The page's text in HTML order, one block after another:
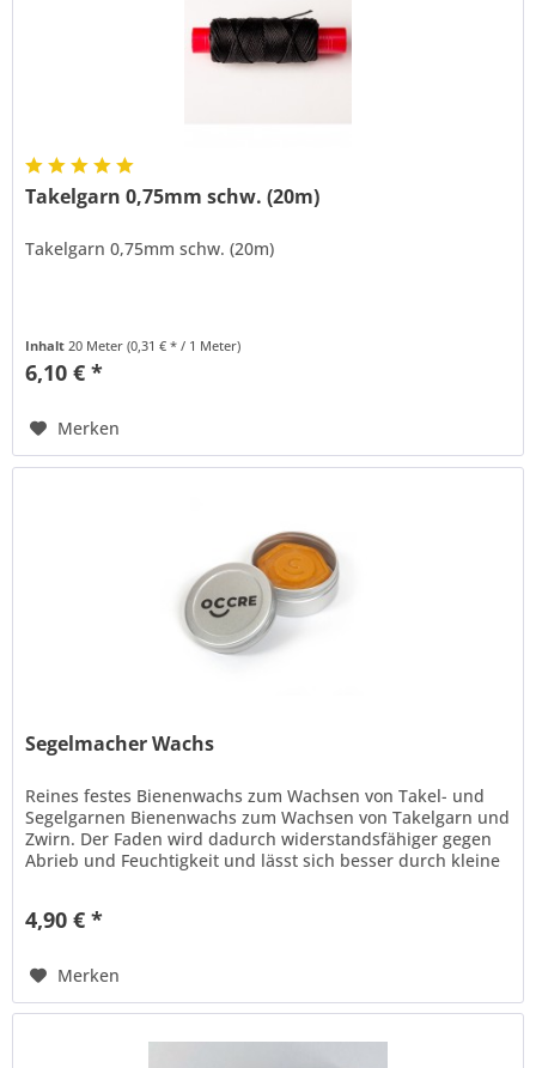
Takelgarn 0,75mm schw. (20m)
Takelgarn 0,75mm schw. (20m)
Inhalt 20 Meter(0,31 € * / 1 Meter)
6,10 € *
Merken
Segelmacher Wachs
Reines festes Bienenwachs zum Wachsen von Takel- und
Segelgarnen Bienenwachs zum Wachsen von Takelgarn und
Zwirn. Der Faden wird dadurch widerstandsfähiger gegen
Abrieb und Feuchtigkeit und lässt sich besser durch kleine
4,90 € *
Merken